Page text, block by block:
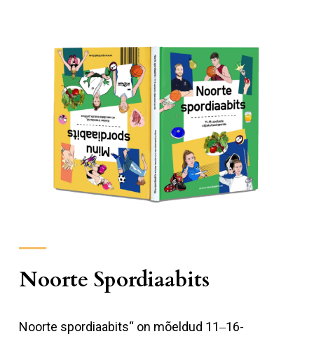
Noorte Spordiaabits
Noorte spordiaabits“ on mõeldud 11‒16-